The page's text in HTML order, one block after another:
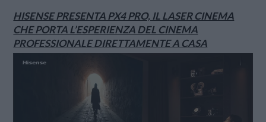
HISENSE PRESENTA PX4 PRO, IL LASER CINEMA
CHE PORTA L’ESPERIENZA DEL CINEMA
PROFESSIONALE DIRETTAMENTE A CASA